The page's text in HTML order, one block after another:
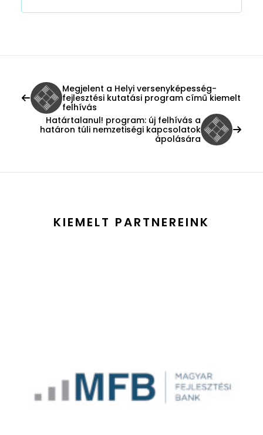
Megjelent a Helyi versenyképesség-
fejlesztési kutatási program című kiemelt
felhívás
Határtalanul! program: új felhívás a
határon túli nemzetiségi kapcsolatok
ápolására
KIEMELT PARTNEREINK